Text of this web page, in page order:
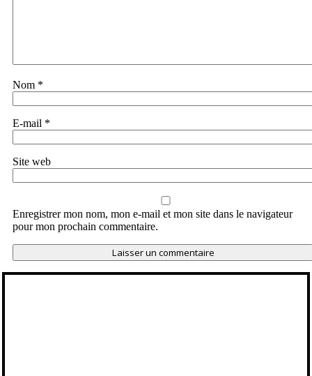
Nom *
E-mail *
Site web
Enregistrer mon nom, mon e-mail et mon site dans le navigateur
pour mon prochain commentaire.